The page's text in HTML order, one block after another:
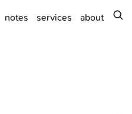
notes services about